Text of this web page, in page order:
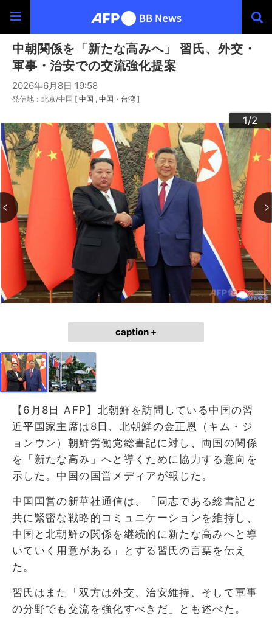
中朝関係を「新たな高みへ」 習氏、外交・
軍事・治安での交流強化提案
2026年6月8日 19:58
発信地：北京/中国 [ 中国 中国・台湾 ]
1/2
2/2
caption +
【6月8日 AFP】北朝鮮を訪問している中国の習
近平国家主席は8日、北朝鮮の金正恩（キム・ジ
ョンウン）朝鮮労働党総書記に対し、両国の関係
を「新たな高み」へと導くために協力する意向を
示した。中国の国営メディアが報じた。
中国国営の新華社通信は、「同志である総書記と
共に緊密な戦略的コミュニケーションを維持し、
中国と北朝鮮の関係を継続的に新たな高みへと導
いていく用意がある」とする習氏の言葉を伝え
た。
習氏はまた「双方は外交、治安維持、そして軍事
の分野でも交流を強化すべきだ」とも述べた。